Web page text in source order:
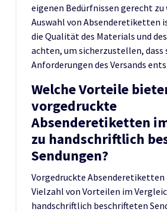
eigenen Bedürfnissen gerecht zu
Auswahl von Absenderetiketten
die Qualität des Materials und
achten, um sicherzustellen, dass
Anforderungen des Versands
Welche Vorteile
vorgedruckte
Absenderetiketten
zu handschriftlich
Sendungen?
Vorgedruckte Absenderetiketten
Vielzahl von Vorteilen im
handschriftlich beschrifteten